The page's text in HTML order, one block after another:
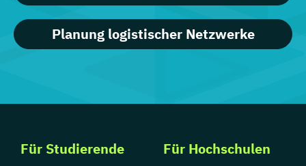
Planung logistischer Netzwerke
Für Studierende Für Hochschulen